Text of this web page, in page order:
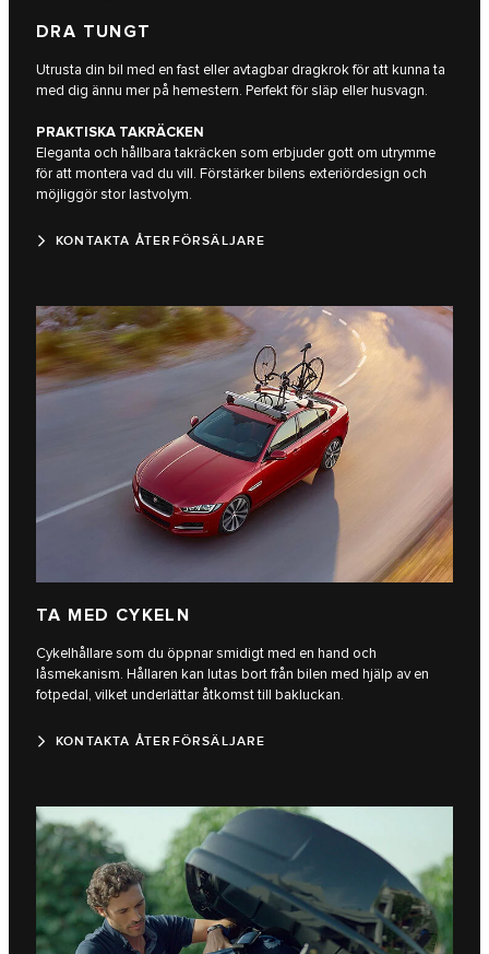
DRA TUNGT
Utrusta din bil med en fast eller avtagbar dragkrok för att kunna ta
med dig ännu mer på hemestern. Perfekt för släp eller husvagn.
PRAKTISKA TAKRÄCKEN
Eleganta och hållbara takräcken som erbjuder gott om utrymme
för att montera vad du vill. Förstärker bilens exteriördesign och
möjliggör stor lastvolym.
KONTAKTA ÅTERFÖRSÄLJARE
TA MED CYKELN
Cykelhållare som du öppnar smidigt med en hand och
låsmekanism. Hållaren kan lutas bort från bilen med hjälp av en
fotpedal, vilket underlättar åtkomst till bakluckan.
KONTAKTA ÅTERFÖRSÄLJARE